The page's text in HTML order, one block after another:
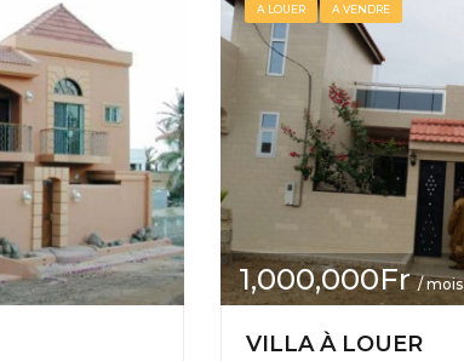
A LOUER A VENDRE
1,000,000Fr / mois
VILLA À LOUER